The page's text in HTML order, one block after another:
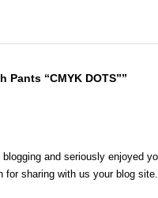
Pants “CMYK DOTS””
and seriously enjoyed
sharing with us your blog site.